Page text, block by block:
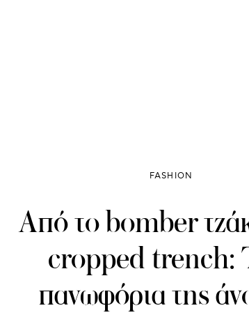
FASHION
Από το bomber
cropped trench:
πανωφόρια της